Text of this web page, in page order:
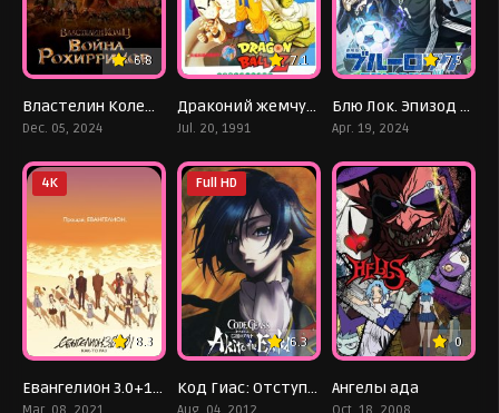
6.8
Властелин Колец: Война Рохирримов
Dec. 05, 2024
7.1
Драконий жемчуг Зет 5: Месть Кулера
Jul. 20, 1991
7.5
Блю Лок. Эпизод Наги
Apr. 19, 2024
8.3
4K
Евангелион 3.0+1.01: Как-то раз
Mar. 08, 2021
6.3
Full HD
Код Гиас: Отступник Акито 1 — Падение Виверны
Aug. 04, 2012
0
Ангелы ада
Oct. 18, 2008